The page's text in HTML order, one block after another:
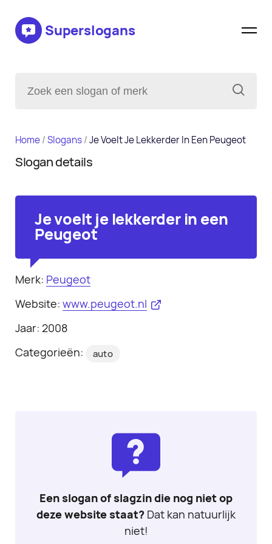
Superslogans
Home/Slogans/Je Voelt Je Lekkerder In Een Peugeot
Slogan details
Je voelt je lekkerder in een
Peugeot
Merk: Peugeot
Website: www.peugeot.nl
Jaar: 2008
Categorieën:
auto
Een slogan of slagzin die nog niet op
deze website staat? Dat kan natuurlijk
niet!